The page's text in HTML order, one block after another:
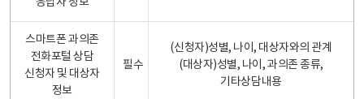
응답자 정보
스마트폰 과의존
전화포털 상담
신청자 및 대상자
정보
필수
(신청자)성별, 나이, 대상자와의 관계
(대상자)성별, 나이, 과의존 종류,
기타상담내용